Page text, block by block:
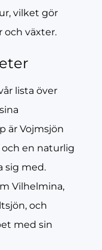
vilket gör
och växter.
lista över
är Vojmsjön
och en naturlig
sig med.
Vilhelmina,
och
med sin